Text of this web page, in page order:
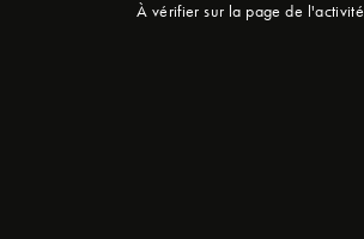
À vérifier sur la page de l'activité